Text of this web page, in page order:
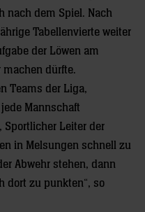
nach dem Spiel. Nach
Tabellenvierte weiter
der Löwen am
dürfte.
Teams der Liga,
Mannschaft
Sportlicher Leiter der
in Melsungen schnell zu
Abwehr stehen, dann
dort zu punkten“, so